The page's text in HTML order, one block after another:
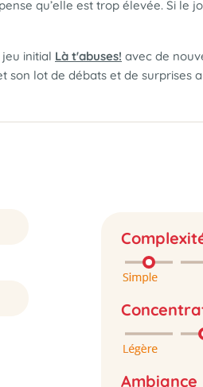
qu’elle est trop élevée. Si
initial Là t'abuses! avec de
lot de débats et de surprises
Ambiance